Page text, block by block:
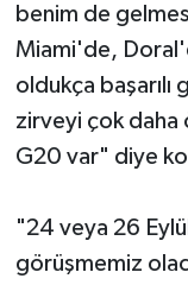
benim de
Miami'de,
oldukça başarılı
zirveyi çok daha
G20 var" diye
"24 veya 26
görüşmemiz